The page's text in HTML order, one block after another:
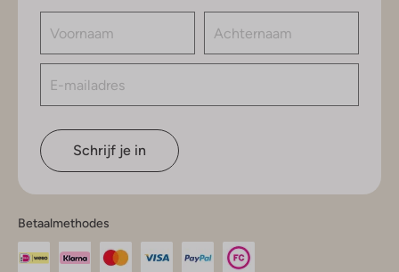
Schrijf je in
Betaalmethodes